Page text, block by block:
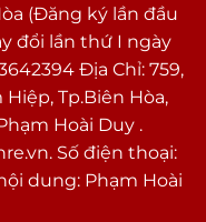
(Đăng ký lần đầu
đổi lần thứ I ngày
Địa Chỉ: 759,
Hiệp, Tp.Biên Hòa,
Hoài Duy .
Số điện thoại:
dung: Phạm Hoài